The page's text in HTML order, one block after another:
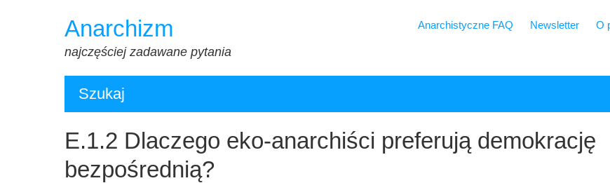
Anarchizm
najczęściej zadawane pytania
Anarchistyczne FAQ Newsletter O
Szukaj
E.1.2 Dlaczego eko-anarchiści preferują demokrację
bezpośrednią?